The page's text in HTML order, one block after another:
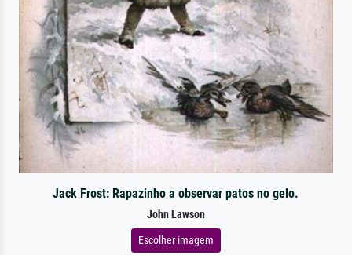
Jack Frost: Rapazinho a observar patos no gelo.
John Lawson
Escolher imagem